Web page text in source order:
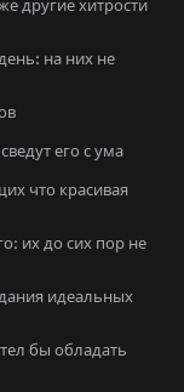
другие хитрости
на них не
его с ума
что красивая
их до сих пор не
идеальных
бы обладать